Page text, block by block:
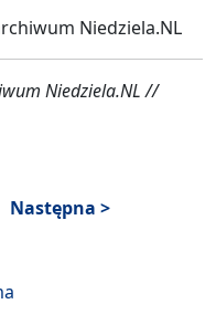
Niedziela.NL //
Następna >